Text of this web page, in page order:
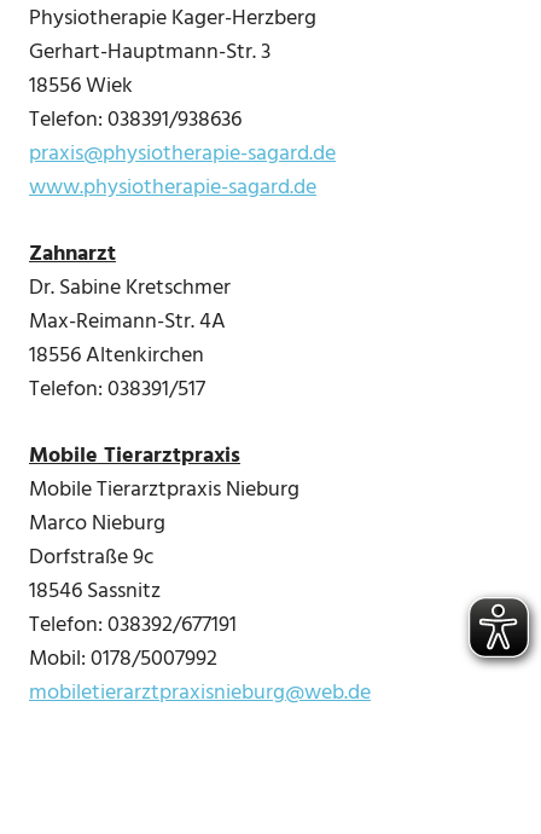
Physiotherapie Kager-Herzberg
Gerhart-Hauptmann-Str. 3
18556 Wiek
Telefon: 038391/938636
praxis@physiotherapie-sagard.de
www.physiotherapie-sagard.de
Zahnarzt
Dr. Sabine Kretschmer
Max-Reimann-Str. 4A
18556 Altenkirchen
Telefon: 038391/517
Mobile Tierarztpraxis
Mobile Tierarztpraxis Nieburg
Marco Nieburg
Dorfstraße 9c
18546 Sassnitz
Telefon: 038392/677191
Mobil: 0178/5007992
mobiletierarztpraxisnieburg@web.de